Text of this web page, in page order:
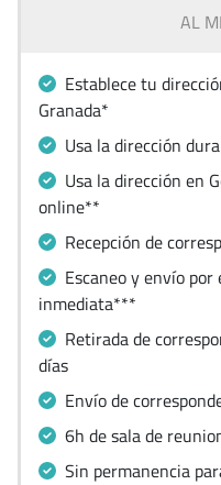
AL
Establece tu
Granada*
Usa la dirección
Usa la dirección en
online**
Recepción de
Escaneo y envío
inmediata***
Retirada de
días
Envío de
6h de sala de
Sin permanencia